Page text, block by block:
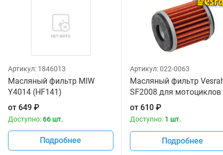
Артикул: 1846013
Масляный фильтр MIW
Y4014 (HF141)
от 649 ₽
Доступно:66 шт.
Подробнее
Артикул:022-0063
Масляный фильтр
SF2008 для мотоциклов
от 610₽
Доступно: 1 шт.
Подробнее